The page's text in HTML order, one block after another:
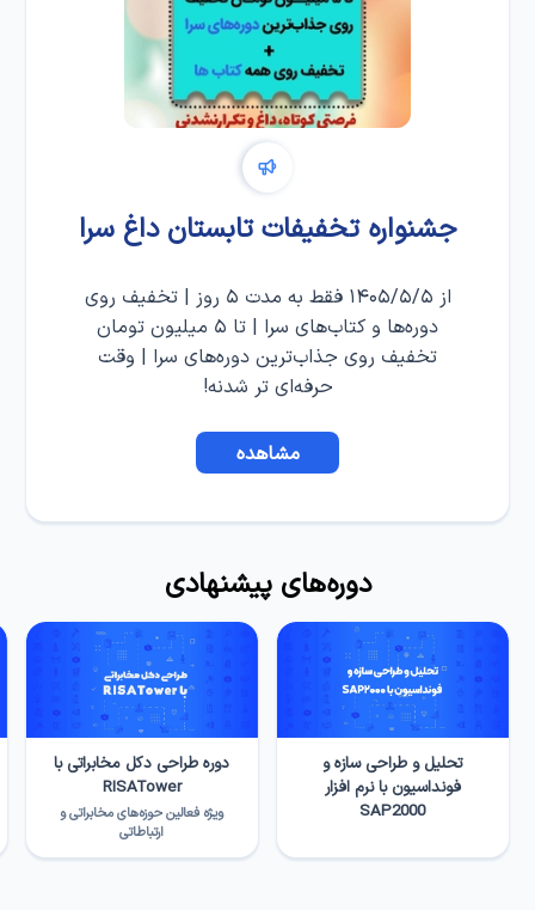
جشنواره تخفیفات تابستان داغ سرا
از ۱۴۰۵/۵/۵ فقط به مدت ۵ روز | تخفیف روی
دوره‌ها و کتاب‌های سرا | تا ۵ میلیون تومان
تخفیف روی جذاب‌ترین دوره‌های سرا | وقت
حرفه‌ای تر شدنه!
مشاهده
دوره‌های پیشنهادی
تحلیل و طراحی سازه و
فونداسیون با نرم افزار
SAP2000
دوره طراحی دکل مخابراتی با
RISATower
ویژه فعالین حوزه‌های مخابراتی و
ارتباطاتی